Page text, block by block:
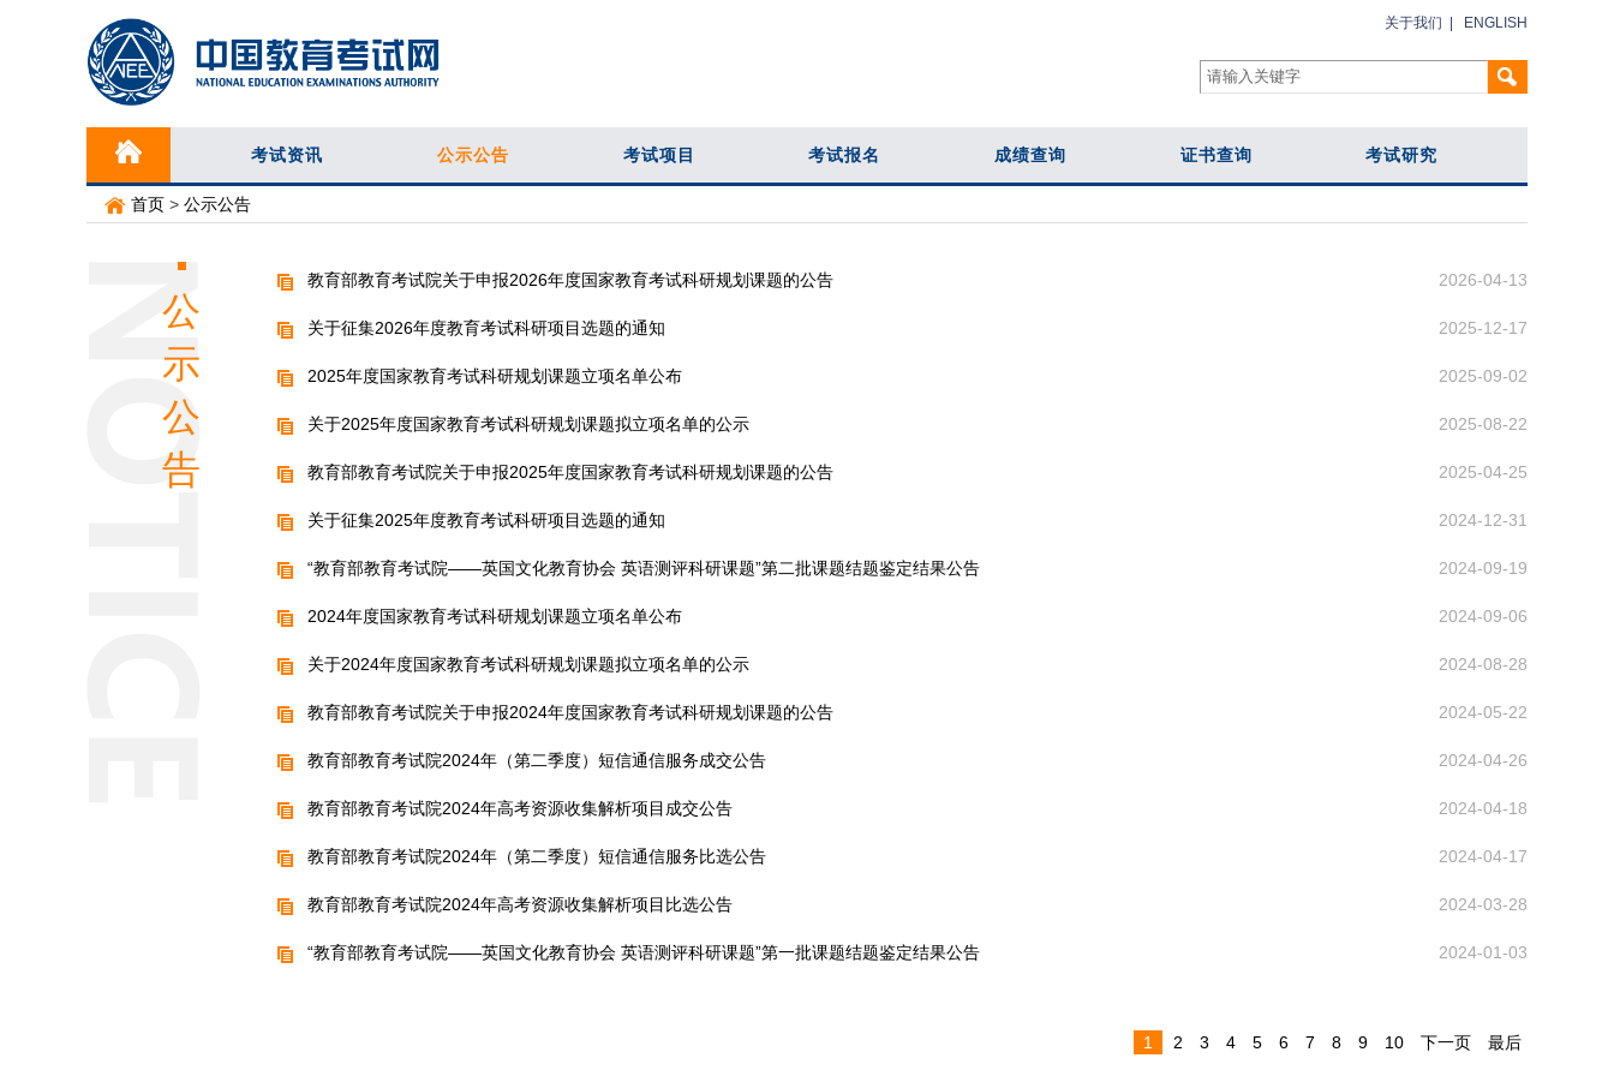
关于我们 ENGLISH
考试资讯 公示公告 考试项目 考试报名 成绩查询 证书查询 考试研究
首页 > 公示公告
公
示
公
告
教育部教育考试院关于申报2026年度国家教育考试科研规划课题的公告 2026-04-13
关于征集2026年度教育考试科研项目选题的通知 2025-12-17
2025年度国家教育考试科研规划课题立项名单公布 2025-09-02
关于2025年度国家教育考试科研规划课题拟立项名单的公示 2025-08-22
教育部教育考试院关于申报2025年度国家教育考试科研规划课题的公告 2025-04-25
关于征集2025年度教育考试科研项目选题的通知 2024-12-31
“教育部教育考试院——英国文化教育协会 英语测评科研课题”第二批课题结题鉴定结果公告 2024-09-19
2024年度国家教育考试科研规划课题立项名单公布 2024-09-06
关于2024年度国家教育考试科研规划课题拟立项名单的公示 2024-08-28
教育部教育考试院关于申报2024年度国家教育考试科研规划课题的公告 2024-05-22
教育部教育考试院2024年（第二季度）短信通信服务成交公告 2024-04-26
教育部教育考试院2024年高考资源收集解析项目成交公告 2024-04-18
教育部教育考试院2024年（第二季度）短信通信服务比选公告 2024-04-17
教育部教育考试院2024年高考资源收集解析项目比选公告 2024-03-28
“教育部教育考试院——英国文化教育协会 英语测评科研课题”第一批课题结题鉴定结果公告 2024-01-03
1 2 3 4 5 6 7 8 9 10 下一页 最后